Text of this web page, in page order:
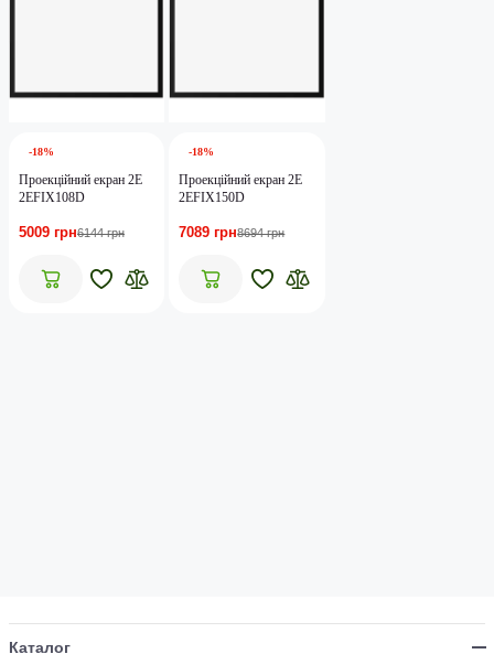
-18%
Проекційний екран 2E
2EFIX108D
5009 грн6144 грн
-18%
Проекційний екран 2E
2EFIX150D
7089 грн8694 грн
Каталог